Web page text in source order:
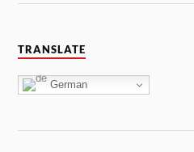
TRANSLATE
German